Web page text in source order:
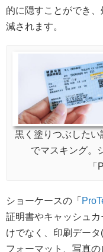
的に隠すことができ
減されます。
黒く塗りつぶした
でマスキング。
ショーケースの「
証明書やキャッシュ
けでなく、印刷デー
フォーマット、写真